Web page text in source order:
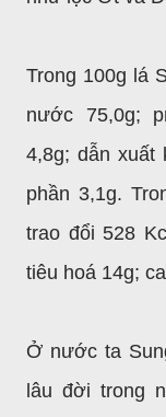
Trong 100g lá
nước 75,0g;
4,8g; dẫn xuất
phần 3,1g.
trao đổi 528
tiêu hoá 14g;
Ở nước ta
lâu đời trong